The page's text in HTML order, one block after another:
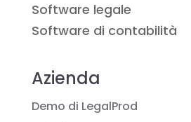
Software legale
Software di contabilità
Azienda
Demo di LegalProd